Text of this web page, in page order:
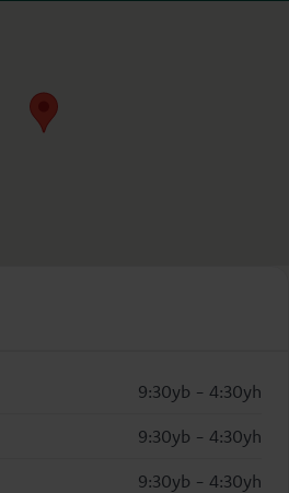
9:30yb - 4:30yh
9:30yb - 4:30yh
9:30yb - 4:30yh